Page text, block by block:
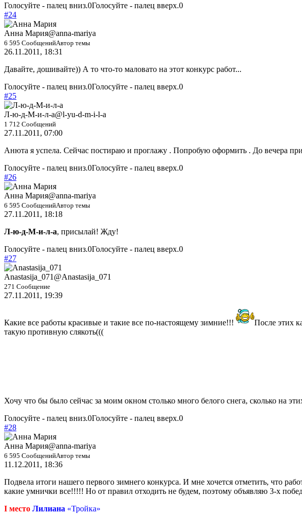
Голосуйте - палец вниз.0Голосуйте - палец вверх.0
#24
Анна Мария@anna-mariya
6 595 СообщенийАвтор темы
26.11.2011, 18:31
Давайте, дошивайте)) А то что-то маловато на этот конкурс работ...
Голосуйте - палец вниз.0Голосуйте - палец вверх.0
#25
Л-ю-д-М-и-л-а@l-yu-d-m-i-l-a
1 712 Сообщений
27.11.2011, 07:00
Анюта я успела. Сейчас постираю и проглажу . Попробую оформить . До вечера
Голосуйте - палец вниз.0Голосуйте - палец вверх.0
#26
Анна Мария@anna-mariya
6 595 СообщенийАвтор темы
27.11.2011, 18:18
Л-ю-д-М-и-л-а, присылай! Жду!
Голосуйте - палец вниз.0Голосуйте - палец вверх.0
#27
Anastasija_071 @Anastasija_071
271 Сообщение
27.11.2011, 19:39
Какие все работы красивые и такие все по-настоящему зимние!!!
После этих
такую противную слякоть(((
Хочу что бы было сейчас за моим окном столько много белого снега, сколько на
Голосуйте - палец вниз.0Голосуйте - палец вверх.0
#28
Анна Мария@anna-mariya
6 595 СообщенийАвтор темы
11.12.2011, 18:36
Подвела итоги нашего первого зимнего конкурса. И мне хочется отметить, что
какие умнички все!!!!! Но от правил отходить не будем, поэтому объявляю 3-х
I место Лилиана «Тройка»